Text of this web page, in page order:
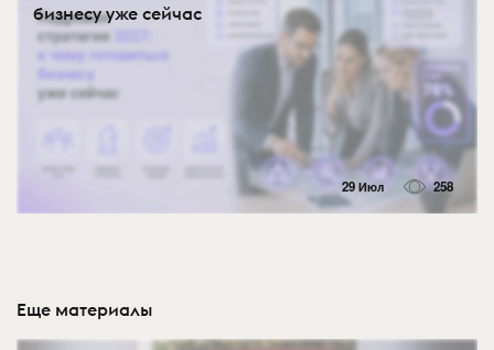
бизнесу уже сейчас
29 Июл 258
Еще материалы